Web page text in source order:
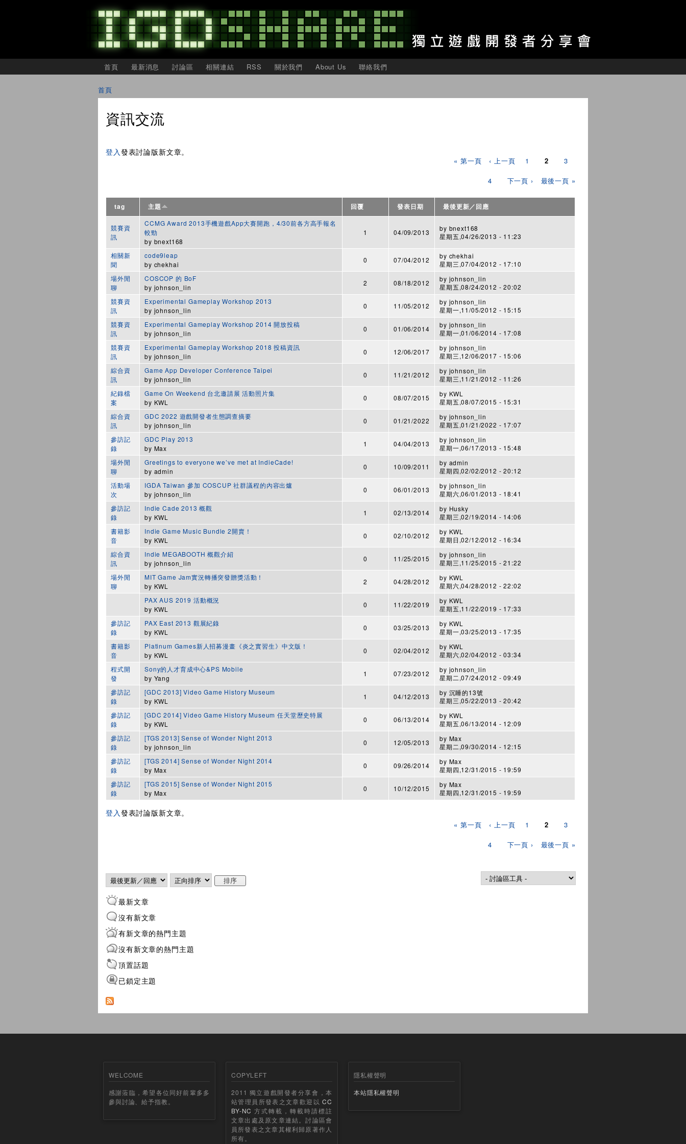
至
主
容
IGDSHARE
首頁 最新消息 討論區 相關連結 RSS 關於我們 About Us 聯絡我們
首頁
資訊交流
登入 發表討論版新文章。
« 第一頁 ‹ 上一頁 1 2 3
4 下一頁 › 最後一頁 »
tag 主題 回覆 發表日期 最後更新／回應
競賽資
訊
CCMG Award 2013手機遊戲App大賽開跑，4/30前各方高手報名
較勁
by bnext168
1 04/09/2013 by bnext168
星期五,04/26/2013 - 11:23
相關新
聞
code9leap
by chekhai
0 07/04/2012 by chekhai
星期三,07/04/2012 - 17:10
場外閒
聊
COSCOP 的 BoF
by johnson_lin
2 08/18/2012 by johnson_lin
星期五,08/24/2012 - 20:02
競賽資
訊
Experimental Gameplay Workshop 2013
by johnson_lin
0 11/05/2012 by johnson_lin
星期一,11/05/2012 - 15:15
競賽資
訊
Experimental Gameplay Workshop 2014 開放投稿
by johnson_lin
0 01/06/2014 by johnson_lin
星期一,01/06/2014 - 17:08
競賽資
訊
Experimental Gameplay Workshop 2018 投稿資訊
by johnson_lin
0 12/06/2017 by johnson_lin
星期三,12/06/2017 - 15:06
綜合資
訊
Game App Developer Conference Taipei
by johnson_lin
0 11/21/2012 by johnson_lin
星期三,11/21/2012 - 11:26
紀錄檔
案
Game On Weekend 台北邀請展 活動照片集
by KWL
0 08/07/2015 by KWL
星期五,08/07/2015 - 15:31
綜合資
訊
GDC 2022 遊戲開發者生態調查摘要
by johnson_lin
0 01/21/2022 by johnson_lin
星期五,01/21/2022 - 17:07
參訪記
錄
GDC Play 2013
by Max
1 04/04/2013 by johnson_lin
星期一,06/17/2013 - 15:48
場外閒
聊
Greetings to everyone we’ve met at IndieCade!
by admin
0 10/09/2011 by admin
星期四,02/02/2012 - 20:12
活動場
次
IGDA Taiwan 參加 COSCUP 社群議程的內容出爐
by johnson_lin
0 06/01/2013 by johnson_lin
星期六,06/01/2013 - 18:41
參訪記
錄
Indie Cade 2013 概觀
by KWL
1 02/13/2014 by Husky
星期三,02/19/2014 - 14:06
書籍影
音
Indie Game Music Bundle 2開賣！
by KWL
0 02/10/2012 by KWL
星期日,02/12/2012 - 16:34
綜合資
訊
Indie MEGABOOTH 概觀介紹
by johnson_lin
0 11/25/2015 by johnson_lin
星期三,11/25/2015 - 21:22
場外閒
聊
MIT Game Jam實況轉播突發贈獎活動！
by KWL
2 04/28/2012 by KWL
星期六,04/28/2012 - 22:02
PAX AUS 2019 活動概況
by KWL
0 11/22/2019 by KWL
星期五,11/22/2019 - 17:33
參訪記
錄
PAX East 2013 觀展紀錄
by KWL
0 03/25/2013 by KWL
星期一,03/25/2013 - 17:35
書籍影
音
Platinum Games新人招募漫畫《炎之實習生》中文版！
by KWL
0 02/04/2012 by KWL
星期六,02/04/2012 - 03:34
程式開
發
Sony的人才育成中心&PS Mobile
by Yang
1 07/23/2012 by johnson_lin
星期二,07/24/2012 - 09:49
參訪記
錄
[GDC 2013] Video Game History Museum
by KWL
1 04/12/2013 by 沉睡的13號
星期三,05/22/2013 - 20:42
參訪記
錄
[GDC 2014] Video Game History Museum 任天堂歷史特展
by KWL
0 06/13/2014 by KWL
星期五,06/13/2014 - 12:09
參訪記
錄
[TGS 2013] Sense of Wonder Night 2013
by johnson_lin
0 12/05/2013 by Max
星期二,09/30/2014 - 12:15
參訪記
錄
[TGS 2014] Sense of Wonder Night 2014
by Max
0 09/26/2014 by Max
星期四,12/31/2015 - 19:59
參訪記
錄
[TGS 2015] Sense of Wonder Night 2015
by Max
0 10/12/2015 by Max
星期四,12/31/2015 - 19:59
登入 發表討論版新文章。
頁面
« 第一頁 ‹ 上一頁 1 2 3
4 下一頁 › 最後一頁 »
Order by
排序
最新文章
沒有新文章
有新文章的熱門主題
沒有新文章的熱門主題
頂置話題
已鎖定主題
WELCOME
感謝蒞臨，希望各位同好前輩多多
參與討論、給予指教。
COPYLEFT
2011 獨立遊戲開發者分享會，本
站管理員所發表之文章歡迎以CC
BY-NC 方式轉載，轉載時請標註
文章出處及原文章連結。討論區會
員所發表之文章其權利歸原著作人
所有。
隱私權聲明
本站隱私權聲明